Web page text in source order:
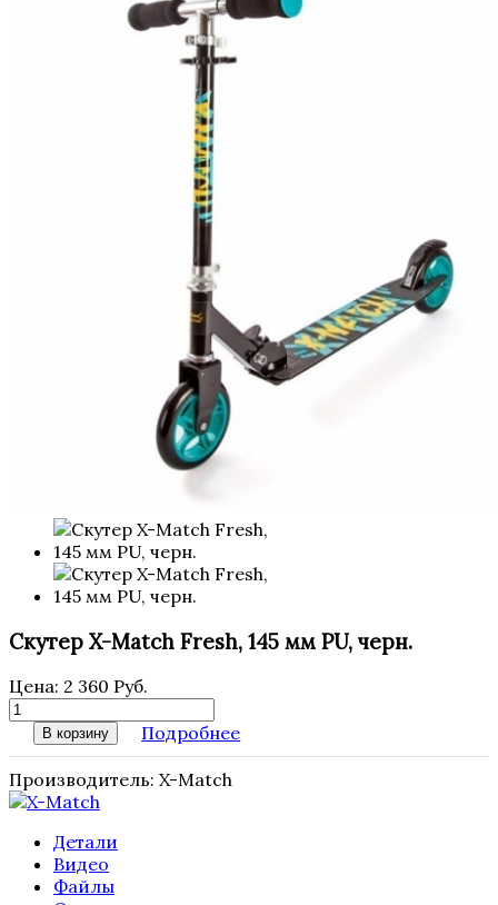
Скутер X-Match Fresh, 145 мм PU, черн.
Цена: 2 360 Руб.
В корзину Подробнее
Производитель: X-Match
Детали
Видео
Файлы